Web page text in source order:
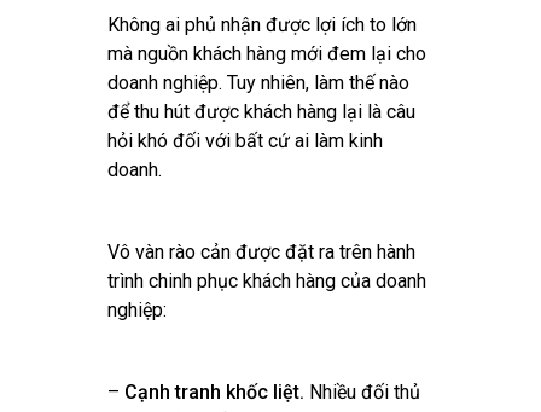
Không ai phủ nhận được lợi ích to lớn
mà nguồn khách hàng mới đem lại cho
doanh nghiệp. Tuy nhiên, làm thế nào
để thu hút được khách hàng lại là câu
hỏi khó đối với bất cứ ai làm kinh
doanh.
Vô vàn rào cản được đặt ra trên hành
trình chinh phục khách hàng của doanh
nghiệp:
– Cạnh tranh khốc liệt. Nhiều đối thủ